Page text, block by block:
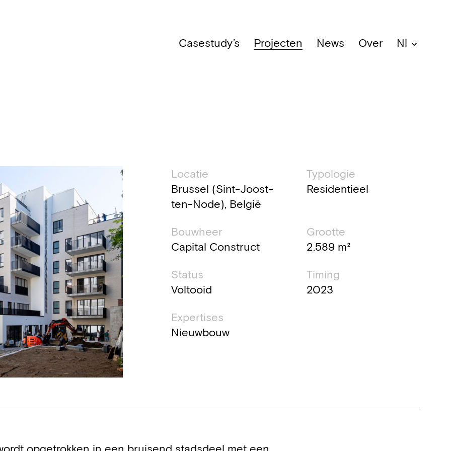
Casestudy’s Projecten News Over Nl
Technische informatie
Locatie
Brussel (Sint-Joost-
ten-Node), België
Typologie
Residentieel
Bouwheer
Capital Construct
Grootte
2.589 m²
Status
Voltooid
Timing
2023
Expertises
Nieuwbouw